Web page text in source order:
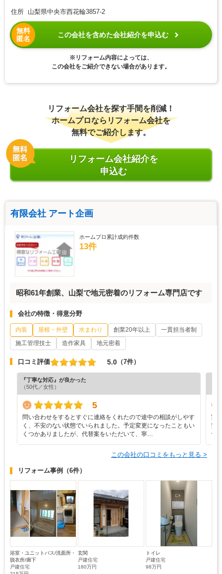
住所 山梨県中央市西花輪3857-2
無料
匿名
この会社を含めた会社紹介を申込む
※リフォーム内容によっては、
この会社をご紹介できない場合があります。
リフォーム会社を探す手間を削減！
ホームプロならリフォーム会社を
無料でご紹介します。
リフォーム会社紹介を
申込む
有限会社 アート企画
ホームプロ累計成約件数
13件
昭和61年創業、山梨で地元密着のリフォーム専門店です
会社の特徴・得意分野
内装 屋根・外壁 水まわり 創業20年以上
一貫担当者制
施工管理技士
造作家具 地元密着
口コミ評価 5.0 （7件）
『丁寧な対応』が良かった
（50代／女性）
5
問い合わせをするとすぐに連絡をくれたので途中の相談がしやす
く、不安のない状態でいられました。予定変更になったこともい
くつかありましたが、代替案をいただいて、寧…
実
安
つ
この会社の口コミをもっと見る >
リフォーム事例 （6件）
浴室・ユニットバス/洗面所・
脱衣所/廊下
戸建住宅
玄関
戸建住宅
180万円
トイレ
戸建住宅
98万円